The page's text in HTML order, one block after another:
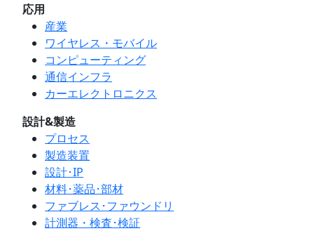
応用
産業
ワイヤレス・モバイル
コンピューティング
通信インフラ
カーエレクトロニクス
設計&製造
プロセス
製造装置
設計･IP
材料･薬品･部材
ファブレス･ファウンドリ
計測器・検査･検証